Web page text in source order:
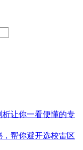
让你一看便懂的专
帮你避开选校雷区